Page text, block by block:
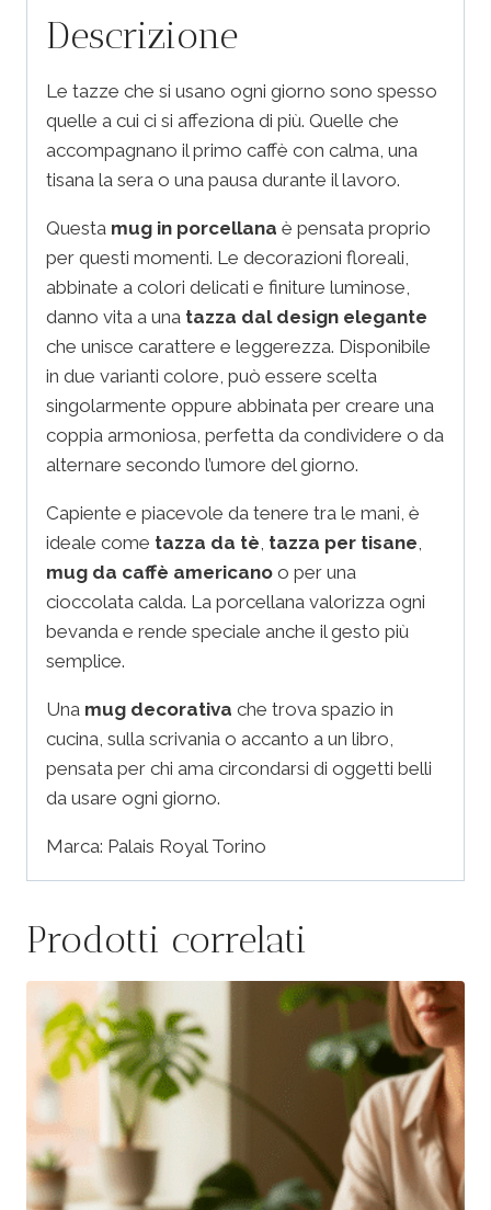
Descrizione
Le tazze che si usano ogni giorno sono spesso
quelle a cui ci si affeziona di più. Quelle che
accompagnano il primo caffè con calma, una
tisana la sera o una pausa durante il lavoro.
Questa mug in porcellana è pensata proprio
per questi momenti. Le decorazioni floreali,
abbinate a colori delicati e finiture luminose,
danno vita a una tazza dal design elegante
che unisce carattere e leggerezza. Disponibile
in due varianti colore, può essere scelta
singolarmente oppure abbinata per creare una
coppia armoniosa, perfetta da condividere o da
alternare secondo l’umore del giorno.
Capiente e piacevole da tenere tra le mani, è
ideale come tazza da tè tazza per tisane
mug da caffè americano o per una
cioccolata calda. La porcellana valorizza ogni
bevanda e rende speciale anche il gesto più
semplice.
Una mug decorativa che trova spazio in
cucina, sulla scrivania o accanto a un libro,
pensata per chi ama circondarsi di oggetti belli
da usare ogni giorno.
Marca: Palais Royal Torino
Prodotti correlati